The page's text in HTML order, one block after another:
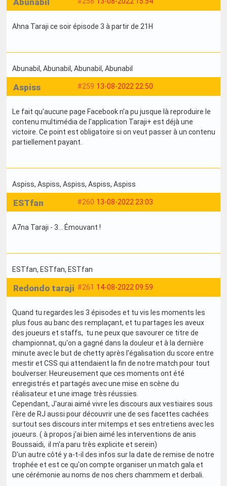
Ahna Taraji ce soir épisode 3 à partir de 21H
Abunabil , Abunabil , Abunabil , Abunabil
#259 13-08-2022 22:50
Aspiss
Le fait qu'aucune page Facebook n'a pu jusque là reproduire le
contenu multimédia de l'application Taraji+ est déjà une
victoire. Ce point est obligatoire si on veut passer à un contenu
partiellement payant.
Aspiss, Aspiss, Aspiss, Aspiss, Aspiss
#260 13-08-2022 23:03
ESTfan
A7na Taraji - 3... Émouvant !
ESTfan, ESTfan, ESTfan
#261 14-08-2022 09:59
Redondo taraji
Quand tu regardes les 3 épisodes et tu vis les moments les
plus fous au banc des remplaçant, et tu partages les aveux
des joueurs et staffs, tu ne peux que savourer ce titre de
championnat, qu'on a gagné dans la douleur et à la dernière
minute avec le but de chetty après l'égalisation du score entre
mestir et CSS qui attendaient la fin de notre match pour tout
boulverser. Heureusement que ces moments ont été
enregistrés et partagés avec une mise en scène du
réalisateur et une image très réussies.
Cependant, J'aurai aimé vivre les discours aux vestiaires sous
l'ère de RJ aussi pour découvrir une de ses facettes cachées
surtout ses discours inter mitemps et ses entretiens avec les
joueurs. ( à propos j'ai bien aimé les interventions de anis
Boussaidi, il m'a paru très explicite et serein)
D'un autre côté y a-t-il des infos sur la date de remise de notre
trophée et est ce qu'on compte organiser un match gala et
une cérémonie au noms de nos chers chammem et derbali.